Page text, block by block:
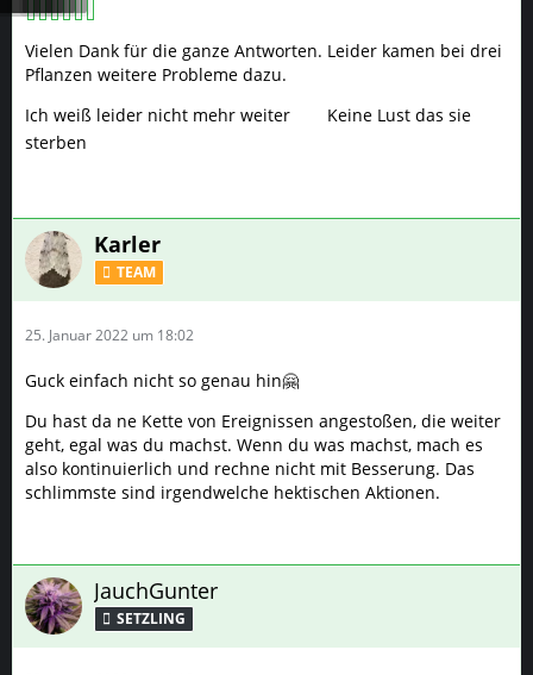
Vielen Dank für die ganze Antworten. Leider kamen bei drei
Pflanzen weitere Probleme dazu.
Ich weiß leider nicht mehr weiter
Keine Lust das sie
sterben
Karler
TEAM
25. Januar 2022 um 18:02
Guck einfach nicht so genau hin🤗
Du hast da ne Kette von Ereignissen angestoßen, die weiter
geht, egal was du machst. Wenn du was machst, mach es
also kontinuierlich und rechne nicht mit Besserung. Das
schlimmste sind irgendwelche hektischen Aktionen.
JauchGunter
SETZLING